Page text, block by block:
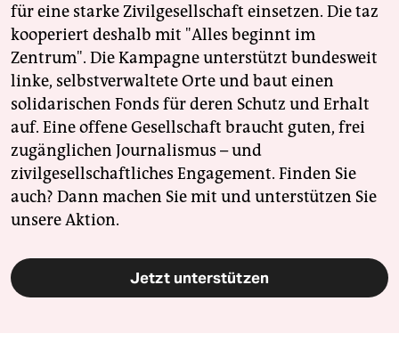
für eine starke Zivilgesellschaft einsetzen. Die taz
kooperiert deshalb mit "Alles beginnt im
Zentrum". Die Kampagne unterstützt bundesweit
linke, selbstverwaltete Orte und baut einen
solidarischen Fonds für deren Schutz und Erhalt
auf. Eine offene Gesellschaft braucht guten, frei
zugänglichen Journalismus – und
zivilgesellschaftliches Engagement. Finden Sie
auch? Dann machen Sie mit und unterstützen Sie
unsere Aktion.
Jetzt unterstützen